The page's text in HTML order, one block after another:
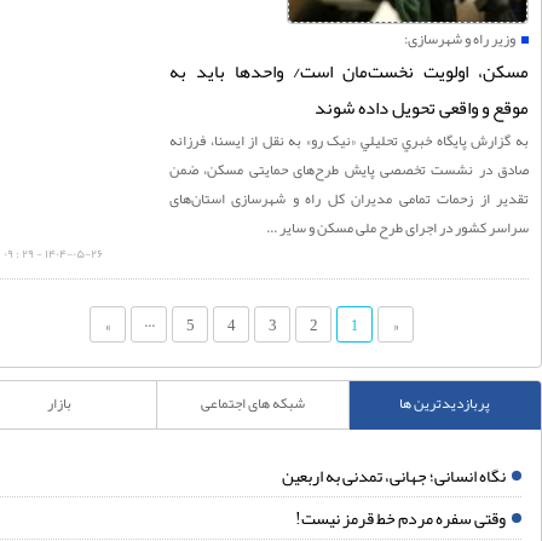
راه و شهرسازی:
اولویت نخست‌مان است/ واحدها باید به
و واقعی تحویل داده شوند
پايگاه خبري تحليلي «نيک رو» به نقل از ایسنا، فرزانه
در نشست تخصصی پایش طرح‌های حمایتی مسکن، ضمن
از زحمات تمامی مدیران کل راه و شهرسازی استان‌های
کشور در اجرای طرح ملی مسکن و سایر ...
۱۴۰۴-۰۵-۲۶ - ۲۹ : ۰۹
1
2
3
4
5
...
»
پربازدیدترین ها شبکه های اجتماعی
انسانی؛ جهانی، تمدنی به اربعین
سفره مردم خط قرمز نیست!